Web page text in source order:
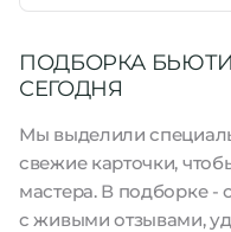
ПОДБОРКА
СЕГОДНЯ
Мы выделили
свежие карточки,
мастера. В подборке -
с живыми отзывами,